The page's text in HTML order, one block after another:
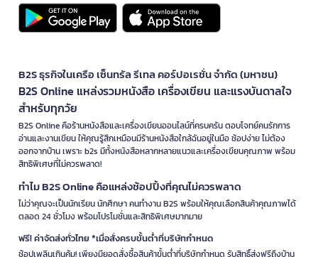
B2S ธุรกิจในเครือ เซ็นทรัล รีเทล คอร์ปอเรชั่น จำกัด (มหาชน)
B2S Online แหล่งรวมหนังสือ เครื่องเขียน และแรงบันดาลใจ
สำหรับทุกวัย
B2S Online คือร้านหนังสือและเครื่องเขียนออนไลน์ที่ครบครัน ตอบโจทย์คนรักการ
อ่านและงานเขียน ให้คุณรู้สึกเหมือนมีร้านหนังสือใกล้ฉันอยู่ในมือ ช้อปง่าย ไม่ต้อง
ออกจากบ้าน เพราะ b2s มีทั้งหนังสือหลากหลายแนวและเครื่องเขียนคุณภาพ พร้อม
สิทธิพิเศษที่ไม่ควรพลาด!
ทำไม B2S Online คือแหล่งช้อปปิ้งที่คุณไม่ควรพลาด
ไม่ว่าคุณจะเป็นนักเรียน นักศึกษา คนทำงาน B2S พร้อมให้คุณเลือกสินค้าคุณภาพได้
ตลอด 24 ชั่วโมง พร้อมโปรโมชั่นและสิทธิพิเศษมากมาย
ฟรี! ค่าจัดส่งทั่วไทย *เมื่อสั่งครบขั้นต่ำที่บริษัทกำหนด
ช้อปเพลินเกินคุ้ม! เพียงมียอดสั่งซื้อสินค้าขั้นต่ำที่บริษัทกำหนด รับสิทธิ์ส่งฟรีถึงบ้าน